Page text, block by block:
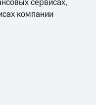
сервисах,
компании